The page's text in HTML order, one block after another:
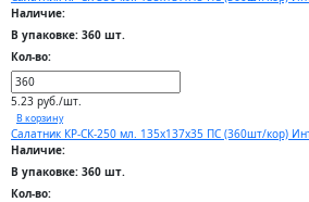
Наличие:
В упаковке: 360 шт.
Кол-во:
5.23 руб./шт.
В корзину
Салатник КР-СК-250 мл. 135х137х35 ПС (360шт/кор)
Наличие:
В упаковке: 360 шт.
Кол-во: